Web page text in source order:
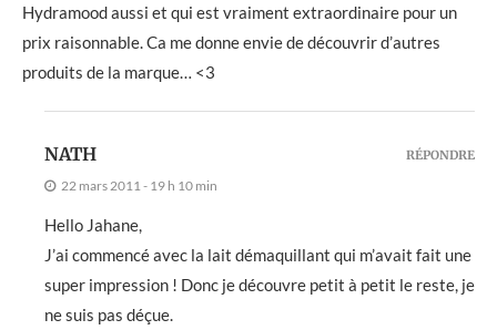
Hydramood aussi et qui est vraiment extraordinaire pour un
prix raisonnable. Ca me donne envie de découvrir d’autres
produits de la marque… <3
NATH
22 mars 2011 - 19 h 10 min
Hello Jahane,
J’ai commencé avec la lait démaquillant qui m’avait fait une
super impression ! Donc je découvre petit à petit le reste, je
ne suis pas déçue.
RÉPONDRE